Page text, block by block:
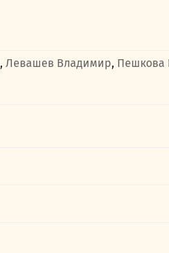
,Левашев Владимир, Пешкова